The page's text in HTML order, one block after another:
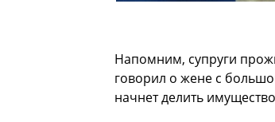
Напомним, супруги
говорил о жене с
начнет делить